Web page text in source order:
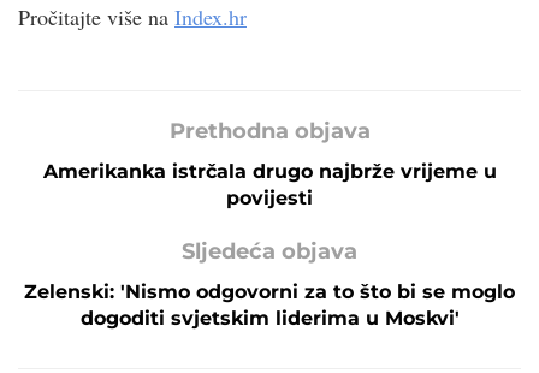
Pročitajte više na Index.hr
Prethodna objava
Amerikanka istrčala drugo najbrže vrijeme u
povijesti
Sljedeća objava
Zelenski: 'Nismo odgovorni za to što bi se moglo
dogoditi svjetskim liderima u Moskvi'